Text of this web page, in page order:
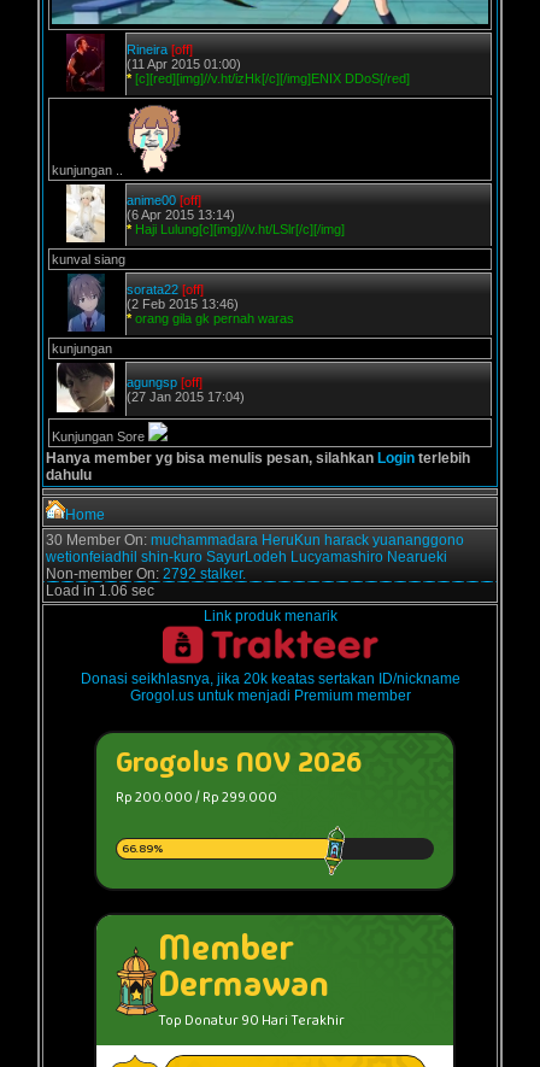
Rineira [off]
(11 Apr 2015 01:00)
* [c][red][img]//v.ht/izHk[/c][/img]ENIX DDoS[/red]
kunjungan ..
anime00 [off]
(6 Apr 2015 13:14)
* Haji Lulung[c][img]//v.ht/LSlr[/c][/img]
kunval siang
sorata22 [off]
(2 Feb 2015 13:46)
* orang gila gk pernah waras
kunjungan
agungsp [off]
(27 Jan 2015 17:04)
Kunjungan Sore
Hanya member yg bisa menulis pesan, silahkan Login terlebih
dahulu
Home
30 Member On: muchammadara HeruKun harack yuananggono
wetionfeiadhil shin-kuro SayurLodeh Lucyamashiro Nearueki
Non-member On: 2792 stalker.
Load in 1.06 sec
Link produk menarik
Donasi seikhlasnya, jika 20k keatas sertakan ID/nickname
Grogol.us untuk menjadi Premium member